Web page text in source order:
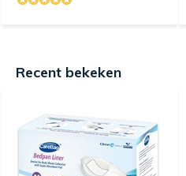
Recent bekeken